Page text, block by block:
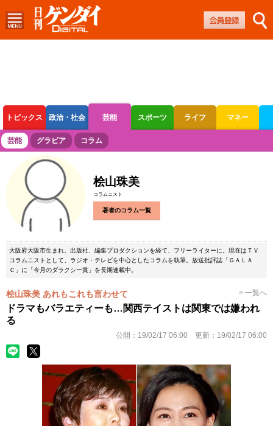
トピックス 政治・社会 芸能 スポーツ ライフ マネー
ボートレース 競輪 オートレース
芸能 グラビア コラム
桧山珠美
コラムニスト
著者のコラム一覧
大阪府大阪市生まれ。出版社、編集プロダクションを経て、フリーライターに。現在はＴＶ
コラムニストとして、ラジオ・テレビを中心としたコラムを執筆。放送批評誌「ＧＡＬＡ
Ｃ」に「今月のダラクシー賞」を長期連載中。
桧山珠美 あれもこれも言わせて > 一覧へ
ドラマもバラエティーも…関西テイストは関東では嫌われ
る
公開： 19/02/17 06:00 更新： 19/02/17 06:00